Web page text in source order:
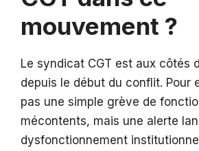
mouvement ?
Le syndicat CGT est aux côtés
depuis le début du conflit. Pour
pas une simple grève de
mécontents, mais une alerte
dysfonctionnement